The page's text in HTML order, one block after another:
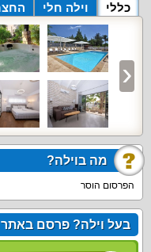
כללי וילה חלי
מה בוילה?
הפרסום הוסר
בעל וילה? פרסם באתר